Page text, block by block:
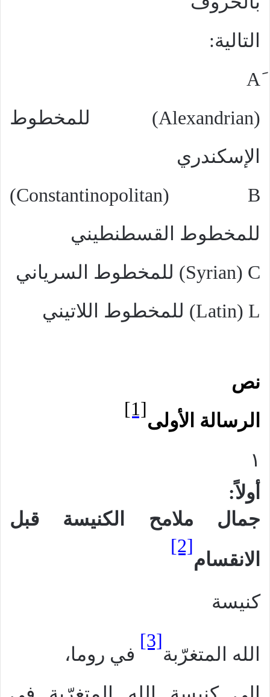
التالية:
A
(
Alexandrian
)
للمخطوط
الإسكندري
B
(
Constantinopolitan
)
للمخطوط القسطنطيني
C
(
Syrian
) للمخطوط السرياني
L
(
Latin
) للمخطوط اللاتيني
نص
الرسالة الأولى
[1]
١
أولاً:
جمال ملامح الكنيسة قبل
الانقسام
[2]
كنيسة
الله المتغرّبة
[3]
في روما،